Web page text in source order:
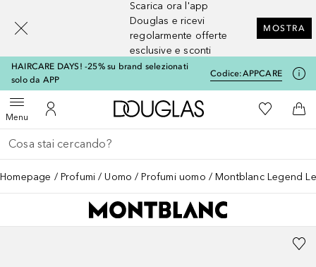
Scarica ora l'app
Douglas e ricevi
regolarmente offerte
esclusive e sconti
MOSTRA
HAIRCARE DAYS! -25% su brand selezionati
solo da APP
Codice:APPCARE
MenuApri menuAl Mio Account
A Douglas HomeAlla Mia
Al
Torna indietro
Esegui ricerca
Homepage Profumi Uomo Profumi uomo Montblanc Legend
[navigation.slideout.screenreader]